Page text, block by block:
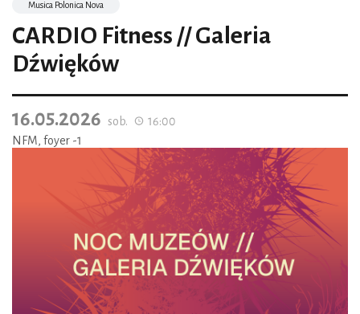
Musica Polonica Nova
CARDIO Fitness // Galeria
Dźwięków
16.05.2026 sob.
16:00
NFM, foyer -1